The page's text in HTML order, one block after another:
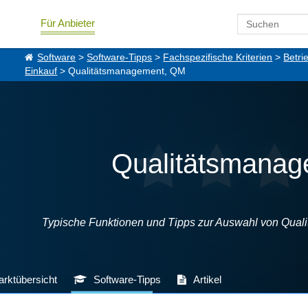
Für Anbieter
Software >Software-Tipps > Fachspezifische Kriterien >
Einkauf > Qualitätsmanagement, QM
Typische Funktionen und Tipps zur Auswahl von
Software-Tipps Artikel